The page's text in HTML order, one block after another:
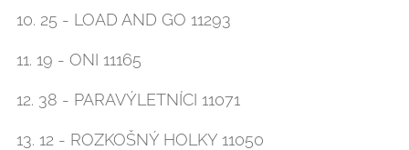
10. 25 - LOAD AND GO 11293
11. 19 - ONI 11165
12. 38 - PARAVÝLETNÍCI 11071
13. 12 - ROZKOŠNÝ HOLKY 11050